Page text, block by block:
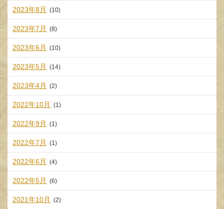
2023年8月 (10)
2023年7月 (8)
2023年6月 (10)
2023年5月 (14)
2023年4月 (2)
2022年10月 (1)
2022年9月 (1)
2022年7月 (1)
2022年6月 (4)
2022年5月 (6)
2021年10月 (2)